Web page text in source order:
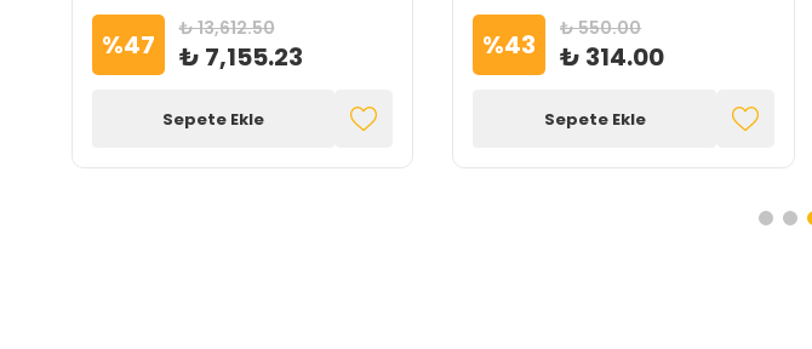
%47 ₺ 13,612.50
₺ 7,155.23
Sepete Ekle
%43 ₺ 550.00
₺ 314.00
Sepete Ekle